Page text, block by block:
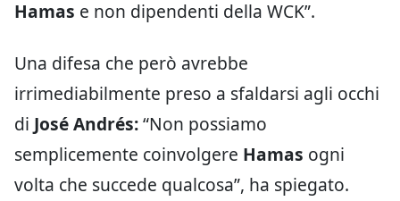
Hamas e non dipendenti della WCK”.
Una difesa che però avrebbe
irrimediabilmente preso a sfaldarsi agli occhi
di José Andrés:“Non possiamo
semplicemente coinvolgere Hamas ogni
volta che succede qualcosa”, ha spiegato.